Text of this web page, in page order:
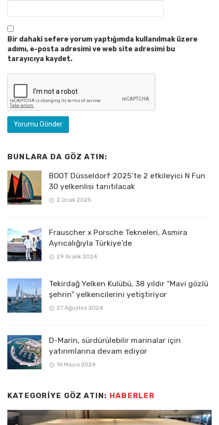
Bir dahaki sefere yorum yaptığımda kullanılmak üzere
adımı, e-posta adresimi ve web site adresimi bu
tarayıcıya kaydet.
BUNLARA DA GÖZ ATIN:
BOOT Düsseldorf 2025’te 2 etkileyici N Fun
30 yelkenlisi tanıtılacak
2 Ocak 2025
Frauscher x Porsche Tekneleri, Asmira
Ayrıcalığıyla Türkiye’de
29 Aralık 2024
Tekirdağ Yelken Kulübü, 38 yıldır “Mavi gözlü
şehrin” yelkencilerini yetiştiriyor
27 Ağustos 2024
D-Marin, sürdürülebilir marinalar için
yatırımlarına devam ediyor
16 Mayıs 2024
KATEGORIYE GÖZ ATIN: HABERLER